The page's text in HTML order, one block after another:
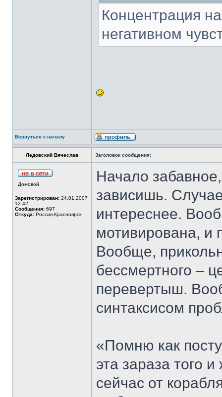
Концентрация
негативном
Вернуться к началу
Ледовский Вячеслав Заголовок сообщения:
Домовой
Зарегистрирован: 24.01.2007
12:42
Сообщения: 697
Откуда: Россия,Красноярск
Начало
зависишь.
интереснее.
мотивирована, и
Вообще,
бессмертного –
перевертыш.
синтаксисом
«Помню как
эта зараза того
сейчас от